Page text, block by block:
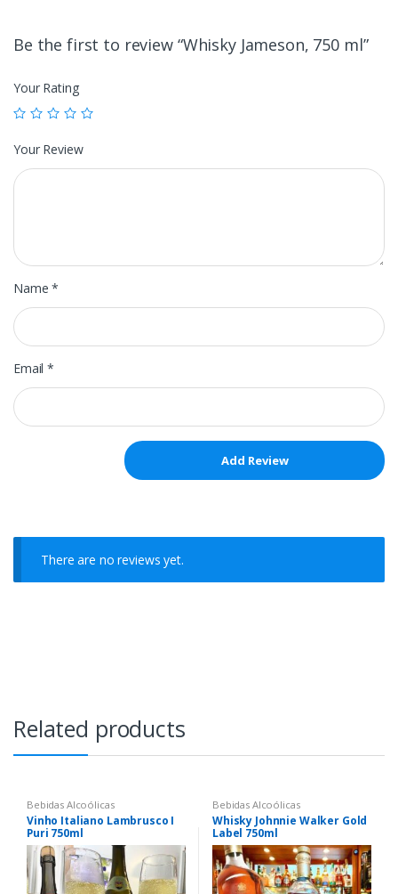
Be the first to review “Whisky Jameson, 750 ml”
Your Rating
Your Review
Name*
Email*
There are no reviews yet.
Related products
Bebidas Alcoólicas
Vinho Italiano Lambrusco I
Puri 750ml
Bebidas Alcoólicas
Whisky Johnnie Walker Gold
Label 750ml